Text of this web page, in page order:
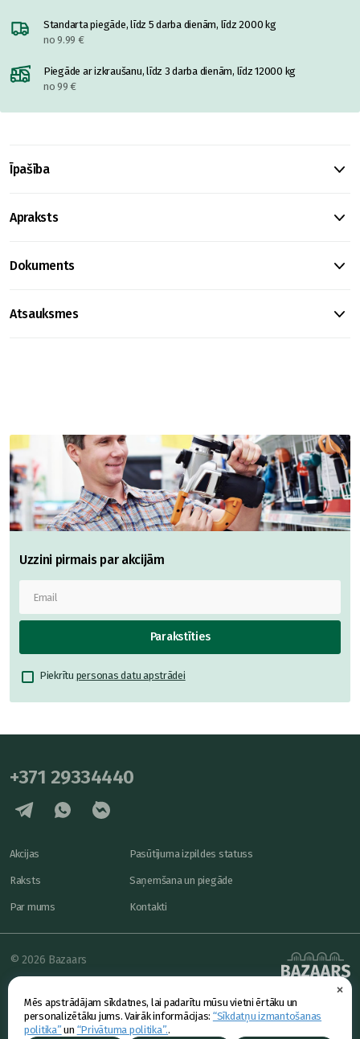
×
Mēs apstrādājam sīkdatnes, lai padarītu mūsu vietni ērtāku un
personalizētāku jums. Vairāk informācijas: “Sīkdatņu izmantošanas
politika” un “Privātuma politika”..
Standarta piegāde, līdz 5 darba dienām, līdz 2000 kg
no 9.99 €
Piegāde ar izkraušanu, līdz 3 darba dienām, līdz 12000 kg
no 99 €
Īpašība
Apraksts
Dokuments
Atsauksmes
Uzzini pirmais par akcijām
Parakstīties
Piekrītu personas datu apstrādei
+371 29334440
Akcijas
Raksts
Par mums
Pasūtījuma izpildes statuss
Saņemšana un piegāde
Kontakti
powered by
© 2026 Bazaars
Konfidencialitāte
Piedāvājums